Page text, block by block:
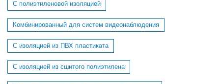
C полиэтиленовой изоляцией
Комбинированный для систем видеонаблюдения
С изоляцией из ПВХ пластиката
С изоляцией из сшитого полиэтилена